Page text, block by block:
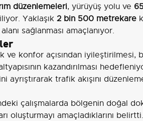
düzenlemeleri, yürüyüş yolu ve
Yaklaşık 2 bin 500 metrekare
sağlanması amaçlanıyor.
ve konfor açısından
kazandırılması
ayrıştırarak trafik akışını
çalışmalarda bölgenin doğal
oluşturmayı amaçladıklarını